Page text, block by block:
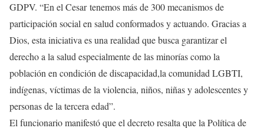
GDPV. “En el Cesar tenemos más de 300 mecanismos de
participación social en salud conformados y actuando. Gracias a
Dios, esta iniciativa es una realidad que busca garantizar el
derecho a la salud especialmente de las minorías como la
población en condición de discapacidad,la comunidad LGBTI,
indígenas, víctimas de la violencia, niños, niñas y adolescentes y
personas de la tercera edad”.
El funcionario manifestó que el decreto resalta que la Política de